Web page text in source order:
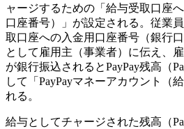
ャージするための「給与受取口座
口座番号）」が設定される。従業
取口座への入金用口座番号（銀行
として雇用主（事業者）に伝え、
が銀行振込されるとPayPay残高（
して「PayPayマネーアカウント（
れる。
給与としてチャージされた残高（